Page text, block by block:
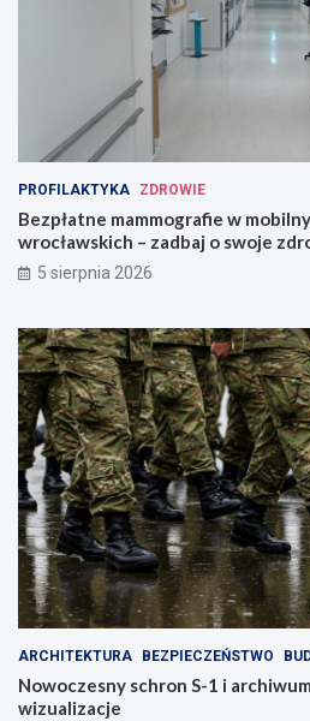
PROFILAKTYKA ZDROWIE
Bezpłatne mammografie w
wrocławskich – zadbaj o swoje
5 sierpnia 2026
ARCHITEKTURA BEZPIECZEŃSTWO
Nowoczesny schron S-1 i
wizualizacje